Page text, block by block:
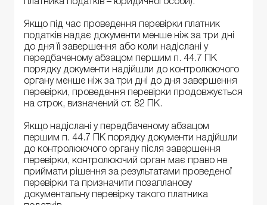
Якщо під час проведення перевірки платник
податків надає документи менше ніж за три дні
до дня її завершення або коли надіслані у
передбаченому абзацом першим п. 44.7 ПК
порядку документи надійшли до контролюючого
органу менше ніж за три дні до дня завершення
перевірки, проведення перевірки продовжується
на строк, визначений ст. 82 ПК.
Якщо надіслані у передбаченому абзацом
першим п. 44.7 ПК порядку документи надійшли
до контролюючого органу після завершення
перевірки, контролюючий орган має право не
приймати рішення за результатами проведеної
перевірки та призначити позапланову
документальну перевірку такого платника